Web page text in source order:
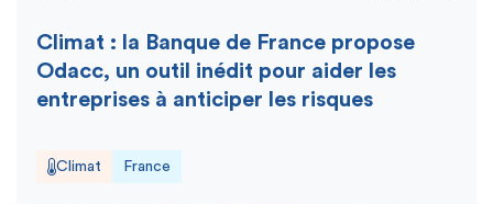
Climat : la Banque de France propose
Odacc, un outil inédit pour aider les
entreprises à anticiper les risques
Climat France